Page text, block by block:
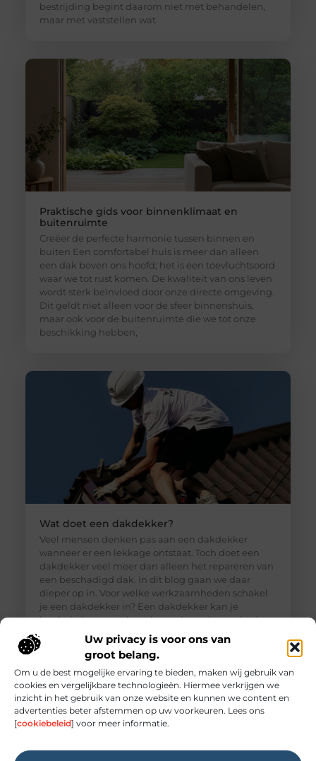
Uw privacy is voor ons van
groot belang.
Om u de best mogelijke ervaring te bieden, maken wij gebruik van
cookies en vergelijkbare technologieën. Hiermee verkrijgen we
inzicht in het gebruik van onze website en kunnen we content en
advertenties beter afstemmen op uw voorkeuren. Lees ons
[cookiebeleid] voor meer informatie.
bestrijding begint daarom niet met behandelen,
maar met vaststellen wat
Praktische gids voor binnenklimaat en
buitenruimte
Creëer de perfecte harmonie tussen binnen en
buiten Een comfortabel huis is meer dan alleen
een dak boven ons hoofd; het is een toevluchtsoord
waar we tot rust komen. De kwaliteit van ons leven
wordt sterk beïnvloed door onze directe omgeving.
Dit geldt niet alleen voor de sfeer binnenshuis,
maar ook voor de buitenruimte die we tot onze
beschikking hebben,
Wat doet een dakdekker?
Veel mensen denken pas aan een dakdekker
wanneer er een lekkage ontstaat. Toch doet een
dakdekker veel meer dan alleen het repareren van
een beschadigd dak. In dit blog gaan we daar
dieper op in. Voor welke werkzaamheden schakel
je een dakdekker in? Een dakdekker kan je
inschakelen voor uiteenlopende werkzaamheden,
zoals: · Het opsporen en repareren